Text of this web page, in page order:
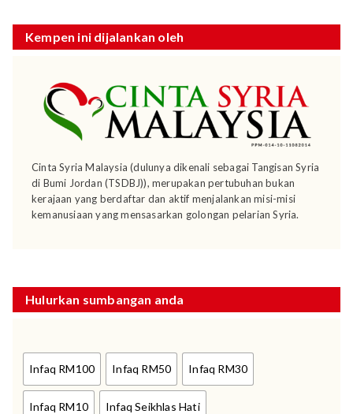
Kempen ini dijalankan oleh
Cinta Syria Malaysia (dulunya dikenali sebagai Tangisan Syria
di Bumi Jordan (TSDBJ)), merupakan pertubuhan bukan
kerajaan yang berdaftar dan aktif menjalankan misi-misi
kemanusiaan yang mensasarkan golongan pelarian Syria.
Hulurkan sumbangan anda
Infaq RM100 Infaq RM50 Infaq RM30
Infaq RM10 Infaq Seikhlas Hati